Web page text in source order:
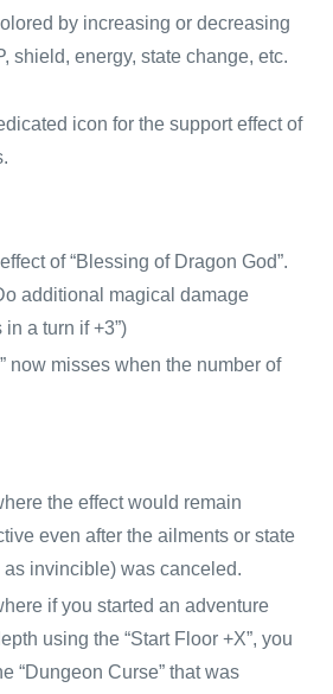
by increasing or decreasing
shield, energy, state change, etc.
icon for the support effect of
of “Blessing of Dragon God”.
additional magical damage
a turn if +3”)
now misses when the number of
the effect would remain
even after the ailments or state
invincible) was canceled.
if you started an adventure
using the “Start Floor +X”, you
“Dungeon Curse” that was